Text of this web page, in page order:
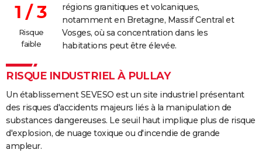
1 / 3
Risque
faible
régions granitiques et volcaniques,
notamment en Bretagne, Massif Central et
Vosges, où sa concentration dans les
habitations peut être élevée.
RISQUE INDUSTRIEL À PULLAY
Un établissement SEVESO est un site industriel présentant
des risques d'accidents majeurs liés à la manipulation de
substances dangereuses. Le seuil haut implique plus de risque
d'explosion, de nuage toxique ou d'incendie de grande
ampleur.